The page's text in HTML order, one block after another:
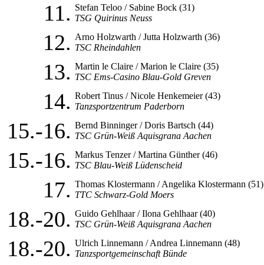
11. Stefan Teloo / Sabine Bock (31)
TSG Quirinus Neuss
12. Arno Holzwarth / Jutta Holzwarth (36)
TSC Rheindahlen
13. Martin le Claire / Marion le Claire (35)
TSC Ems-Casino Blau-Gold Greven
14. Robert Tinus / Nicole Henkemeier (43)
Tanzsportzentrum Paderborn
15.-16. Bernd Binninger / Doris Bartsch (44)
TSC Grün-Weiß Aquisgrana Aachen
15.-16. Markus Tenzer / Martina Günther (46)
TSC Blau-Weiß Lüdenscheid
17. Thomas Klostermann / Angelika Klostermann (51)
TTC Schwarz-Gold Moers
18.-20. Guido Gehlhaar / Ilona Gehlhaar (40)
TSC Grün-Weiß Aquisgrana Aachen
18.-20. Ulrich Linnemann / Andrea Linnemann (48)
Tanzsportgemeinschaft Bünde